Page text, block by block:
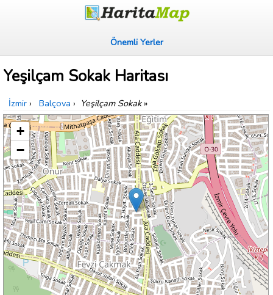
Önemli Yerler
Yeşilçam Sokak Haritası
İzmir › Balçova › Yeşilçam Sokak»
+
−